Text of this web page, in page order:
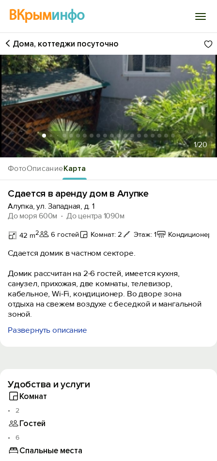
ВКрыминфо
Войти
Избранное
История просмотра
Добавить свой объект
ФотоОписаниеКарта
Дома, коттеджи посуточно
1/20
Сдается в аренду дом в Алупке
Алупка, ул. Западная, д. 1
До моря 600м
До центра 1090м
42 m2 6 гостей Комнат: 2 Этаж: 1 Кондиционер
Сдается домик в частном секторе.
Домик рассчитан на 2-6 гостей, имеется кухня,
санузел, прихожая, две комнаты, телевизор,
кабельное, Wi-Fi, кондиционер. Во дворе зона
отдыха на свежем воздухе с беседкой и мангальной
зоной.
До моря - 6минут, рядом рынок, в 5 минутах ходьбы
Развернуть описание
Удобства и услуги
Комнат
2
Гостей
6
Спальные места